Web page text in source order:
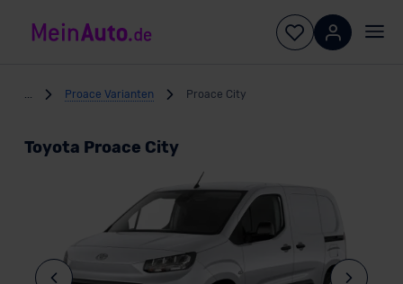
Proace Varianten Proace City
Toyota Proace City